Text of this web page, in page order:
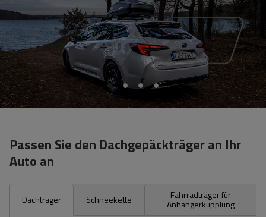
Passen Sie den Dachgepäckträger an Ihr
Auto an
Dachträger Schneekette Fahrradträger für
Anhängerkupplung